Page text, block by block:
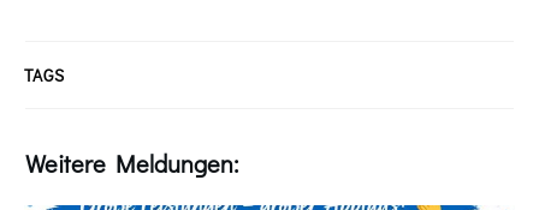
TAGS
Weitere Meldungen: